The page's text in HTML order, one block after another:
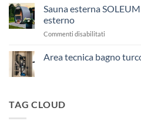
soli
Area
tecnica
bagno
Sauna esterna
esterno
Commenti disabilitati
esterna
SOLEUM
Area tecnica bagno
bagno
TAG CLOUD